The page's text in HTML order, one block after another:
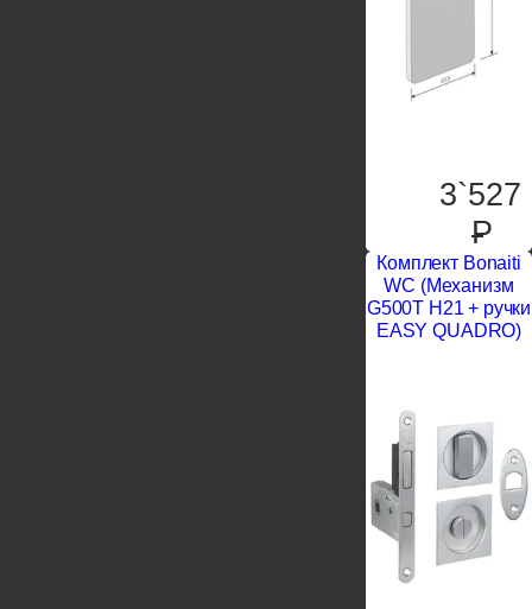
3`527
P
Комплект Bonaiti
WC (Механизм
G500T H21 + ручки
EASY QUADRO)